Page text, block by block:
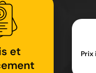
et
Prix